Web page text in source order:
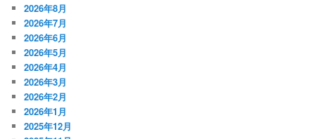
2026年8月
2026年7月
2026年6月
2026年5月
2026年4月
2026年3月
2026年2月
2026年1月
2025年12月